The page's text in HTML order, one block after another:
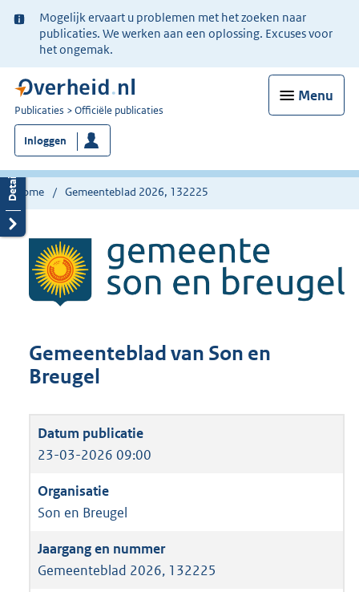
Ter
informatie:
Mogelijk ervaart u problemen met het zoeken naar
publicaties. We werken aan een oplossing. Excuses voor
het ongemak.
Menu
U
bent
nu
hier:
Publicaties Officiële publicaties
Inloggen
Home Gemeenteblad 2026, 132225
Gemeenteblad van Son en
Breugel
23-03-2026 09:00
Son en Breugel
Gemeenteblad 2026, 132225